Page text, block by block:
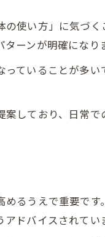
びの満足度を上げ
使い方」に気づ
ーンが明確になり
ていることが多
しており、日常
るうえで重要で
ドバイスされてい